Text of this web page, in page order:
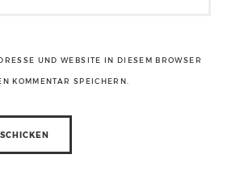
UND WEBSITE IN DIESEM BROWSER
KOMMENTAR SPEICHERN.